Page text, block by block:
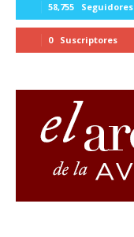
58,755 Seguidores
0 Suscriptores